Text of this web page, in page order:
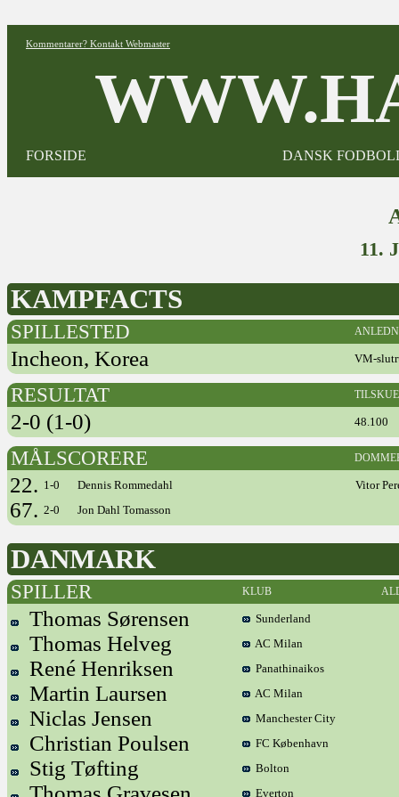
Kommentarer? Kontakt Webmaster
FORSIDE DANSK
11.
KAMPFACTS
SPILLESTED
Incheon, Korea VM-
RESULTAT
2-0 (1-0) 48.100
MÅLSCORERE
22. 1-0 Dennis Rommedahl Vitor
67. 2-0 Jon Dahl Tomasson
DANMARK
SPILLER KLUB
Thomas Sørensen Sunderland
Thomas Helveg AC Milan
René Henriksen Panathinaikos
Martin Laursen AC Milan
Niclas Jensen Manchester City
Christian Poulsen FC København
Stig Tøfting Bolton
Everton